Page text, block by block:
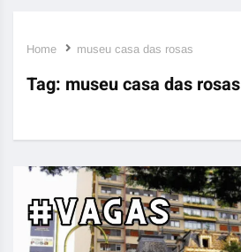
Home museu casa das rosas
Tag: museu casa das rosas